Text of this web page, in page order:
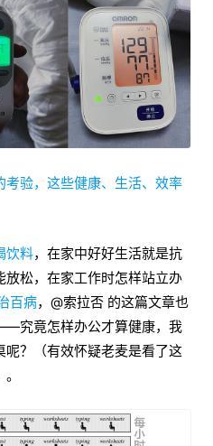
考验，这些健康、生活、效率
饮料，在家中好好生活就是抗
松，在家工作时怎样站立办
百病，@索拉否 的这篇文章也
究竟怎样办公才算健康，我
？（有效怀疑老麦是看了这